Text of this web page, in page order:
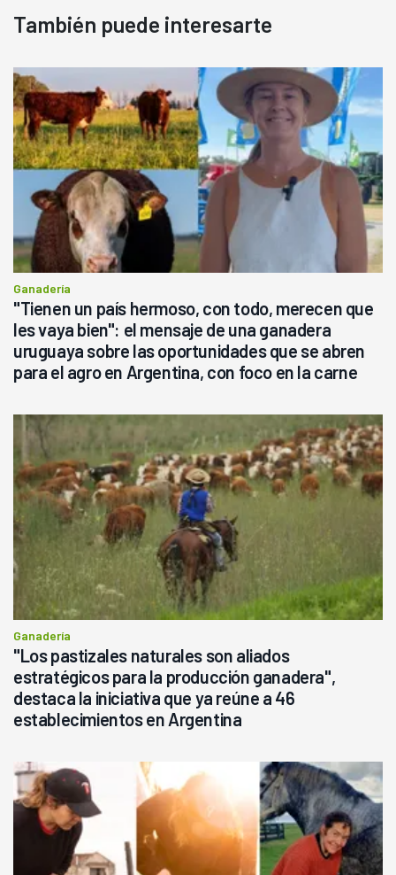
También puede interesarte
Ganadería
"Tienen un país hermoso, con todo, merecen que
les vaya bien": el mensaje de una ganadera
uruguaya sobre las oportunidades que se abren
para el agro en Argentina, con foco en la carne
Ganadería
"Los pastizales naturales son aliados
estratégicos para la producción ganadera",
destaca la iniciativa que ya reúne a 46
establecimientos en Argentina